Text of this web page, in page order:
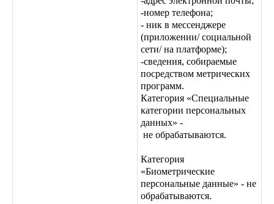
-номер телефона;
- ник в мессенджере
(приложении/ социальной
сети/ на платформе);
-сведения, собираемые
посредством метрических
программ.
Категория «Специальные
категории персональных
данных» -
не обрабатываются.
Категория
«Биометрические
персональные данные» - не
обрабатываются.